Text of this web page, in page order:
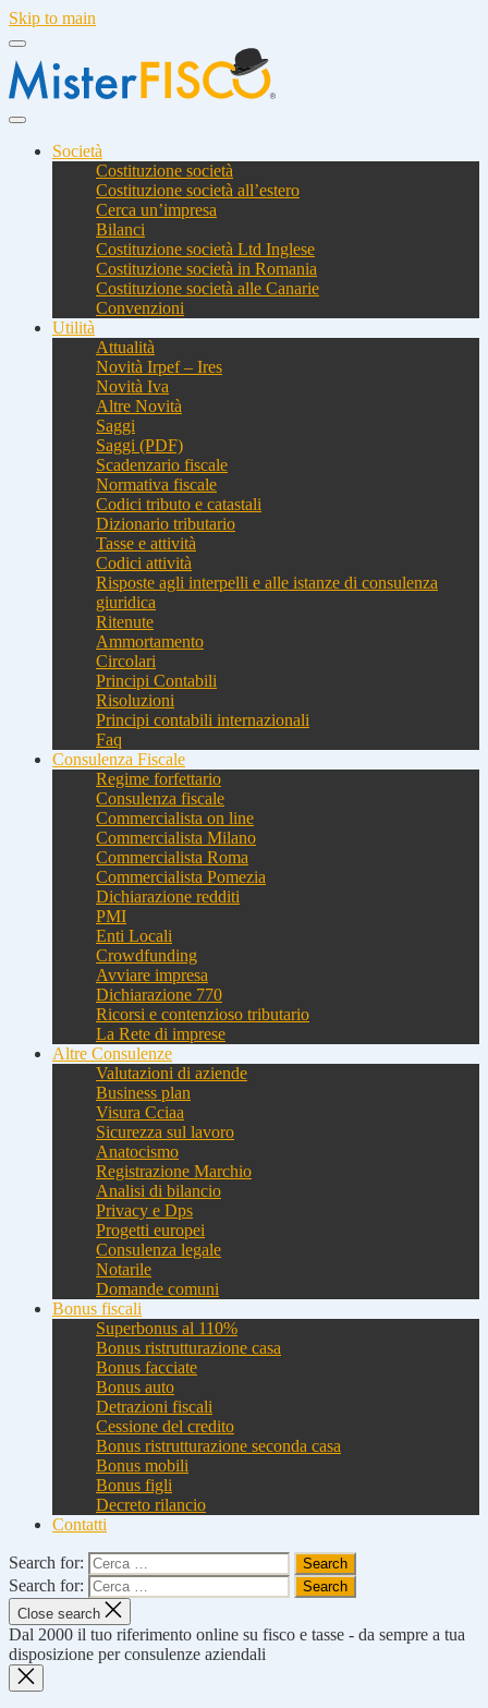
Skip to main
Società
Costituzione società
Costituzione società all’estero
Cerca un’impresa
Bilanci
Costituzione società Ltd Inglese
Costituzione società in Romania
Costituzione società alle Canarie
Convenzioni
Utilità
Attualità
Novità Irpef – Ires
Novità Iva
Altre Novità
Saggi
Saggi (PDF)
Scadenzario fiscale
Normativa fiscale
Codici tributo e catastali
Dizionario tributario
Tasse e attività
Codici attività
Risposte agli interpelli e alle istanze di consulenza
giuridica
Ritenute
Ammortamento
Circolari
Principi Contabili
Risoluzioni
Principi contabili internazionali
Faq
Consulenza Fiscale
Regime forfettario
Consulenza fiscale
Commercialista on line
Commercialista Milano
Commercialista Roma
Commercialista Pomezia
Dichiarazione redditi
PMI
Enti Locali
Crowdfunding
Avviare impresa
Dichiarazione 770
Ricorsi e contenzioso tributario
La Rete di imprese
Altre Consulenze
Valutazioni di aziende
Business plan
Visura Cciaa
Sicurezza sul lavoro
Anatocismo
Registrazione Marchio
Analisi di bilancio
Privacy e Dps
Progetti europei
Consulenza legale
Notarile
Domande comuni
Bonus fiscali
Superbonus al 110%
Bonus ristrutturazione casa
Bonus facciate
Bonus auto
Detrazioni fiscali
Cessione del credito
Bonus ristrutturazione seconda casa
Bonus mobili
Bonus figli
Decreto rilancio
Contatti
Search for:
Search for:
Close search
Dal 2000 il tuo riferimento online su fisco e tasse - da sempre a tua
disposizione per consulenze aziendali